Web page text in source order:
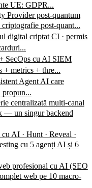
UE: GDPR...
post-quantum
post-quant...
digital criptat CI · permis
SecOps cu AI SIEM
+ metrics + thre...
Agent AI care
propun...
centralizată multi-canal
— un singur backend
AI · Hunt · Reveal ·
cu 5 agenți AI și 6
profesional cu AI (SEO
web pe 10 macro-